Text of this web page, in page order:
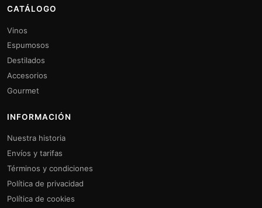
CATÁLOGO
Vinos
Espumosos
Destilados
Accesorios
Gourmet
INFORMACIÓN
Nuestra historia
Envíos y tarifas
Términos y condiciones
Política de privacidad
Política de cookies